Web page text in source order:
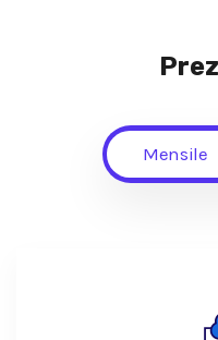
Mensile